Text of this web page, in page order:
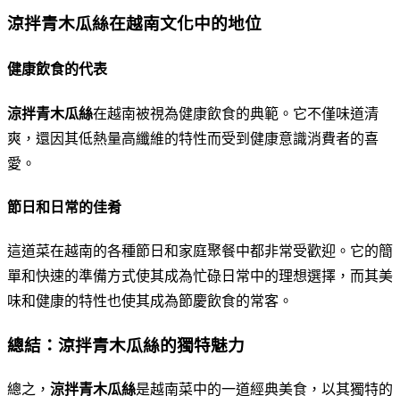
涼拌青木瓜絲在越南文化中的地位
健康飲食的代表
涼拌青木瓜絲在越南被視為健康飲食的典範。它不僅味道清
爽，還因其低熱量高纖維的特性而受到健康意識消費者的喜
愛。
節日和日常的佳肴
這道菜在越南的各種節日和家庭聚餐中都非常受歡迎。它的簡
單和快速的準備方式使其成為忙碌日常中的理想選擇，而其美
味和健康的特性也使其成為節慶飲食的常客。
總結：涼拌青木瓜絲的獨特魅力
總之， 涼拌青木瓜絲是越南菜中的一道經典美食，以其獨特的